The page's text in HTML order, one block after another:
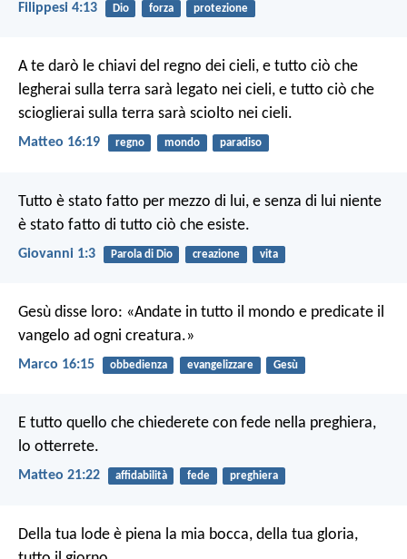
Filippesi 4:13 Dio forza protezione
A te darò le chiavi del regno dei cieli, e tutto ciò che
legherai sulla terra sarà legato nei cieli, e tutto ciò che
scioglierai sulla terra sarà sciolto nei cieli.
Matteo 16:19 regno mondo paradiso
Tutto è stato fatto per mezzo di lui, e senza di lui niente
è stato fatto di tutto ciò che esiste.
Giovanni 1:3 Parola di Dio creazione vita
Gesù disse loro: «Andate in tutto il mondo e predicate il
vangelo ad ogni creatura.»
Marco 16:15 obbedienza evangelizzare Gesù
E tutto quello che chiederete con fede nella preghiera,
lo otterrete.
Matteo 21:22 affidabilità fede preghiera
Della tua lode è piena la mia bocca, della tua gloria,